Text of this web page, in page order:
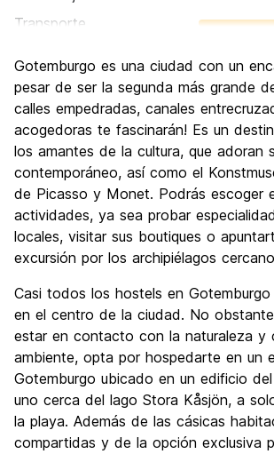
Transporte
Cultura
Fiesta
Calidad Precio
Gotemburgo es una ciudad con un
pesar de ser la segunda más grande
calles empedradas, canales
acogedoras te fascinarán! Es un
los amantes de la cultura, que adoran
contemporáneo, así como el
de Picasso y Monet. Podrás escoger
actividades, ya sea probar
locales, visitar sus boutiques o
excursión por los archipiélagos
Casi todos los hostels en Gotemburgo
en el centro de la ciudad. No
estar en contacto con la naturaleza y
ambiente, opta por hospedarte en un
Gotemburgo ubicado en un edificio
uno cerca del lago Stora Kåsjön, a
la playa. Además de las cásicas
compartidas y de la opción exclusiva